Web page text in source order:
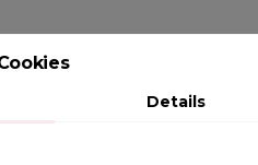
Details